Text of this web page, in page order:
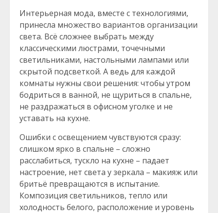
Интерьерная мода, вместе с технологиями,
принесла множество вариантов организации
света. Всё сложнее выбрать между
классическими люстрами, точечными
светильниками, настольными лампами или
скрытой подсветкой. А ведь для каждой
комнаты нужны свои решения: чтобы утром
бодриться в ванной, не щуриться в спальне,
не раздражаться в офисном уголке и не
уставать на кухне.
Ошибки с освещением чувствуются сразу:
слишком ярко в спальне – сложно
расслабиться, тускло на кухне – падает
настроение, нет света у зеркала – макияж или
бритьё превращаются в испытание.
Композиция светильников, тепло или
холодность белого, расположение и уровень